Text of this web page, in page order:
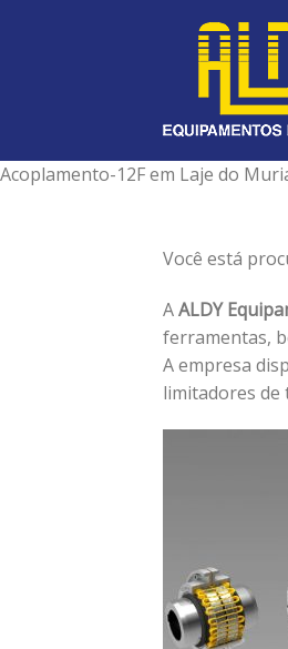
Acoplamento-12F em Laje do
Você está
AALDY
ferramentas,
A empresa
limitadores de